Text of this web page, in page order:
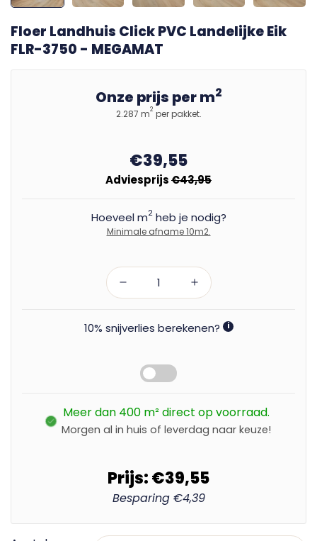
Floer Landhuis Click PVC Landelijke Eik
FLR-3750 - MEGAMAT
Onze prijs per m2
2.287 m2 per pakket.
€39,55
Adviesprijs€43,95
Hoeveel m2heb je nodig?
Minimale afname 10m2.
10% snijverlies berekenen? i
Meer dan 400 m² direct op voorraad.
Morgen al in huis of leverdag naar keuze!
Prijs:€39,55
Besparing €4,39